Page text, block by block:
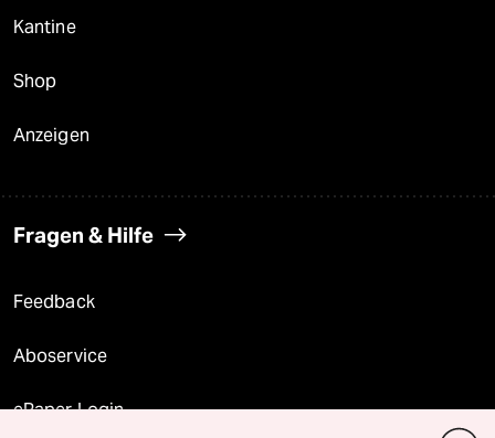
Kantine
Shop
Anzeigen
Fragen & Hilfe
Feedback
Aboservice
ePaper Login